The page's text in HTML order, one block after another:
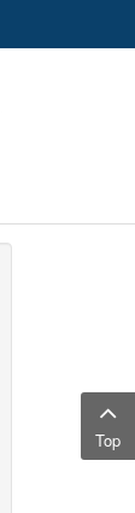
Top